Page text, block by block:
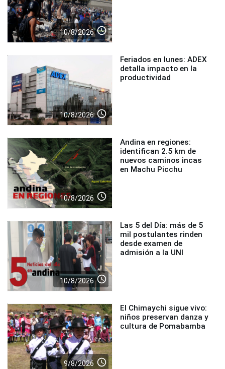
10/8/2026 access_time
10/8/2026 access_time
Feriados en lunes: ADEX
detalla impacto en la
productividad
10/8/2026 access_time
Andina en regiones:
identifican 2.5 km de
nuevos caminos incas
en Machu Picchu
10/8/2026 access_time
Las 5 del Día: más de 5
mil postulantes rinden
desde examen de
admisión a la UNI
9/8/2026 access_time
El Chimaychi sigue vivo:
niños preservan danza y
cultura de Pomabamba